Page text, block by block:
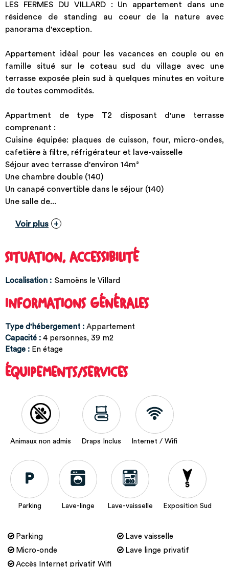
LES FERMES DU VILLARD : Un appartement dans une
résidence de standing au coeur de la nature avec
panorama d'exception.
Appartement idèal pour les vacances en couple ou en
famille situé sur le coteau sud du village avec une
terrasse exposée plein sud à quelques minutes en voiture
de toutes commodités.
Appartment de type T2 disposant d'une terrasse
comprenant :
Cuisine équipée: plaques de cuisson, four, micro-ondes,
cafetière à filtre, réfrigérateur et lave-vaisselle
Séjour avec terrasse d'environ 14m²
Une chambre double (140)
Un canapé convertible dans le séjour (140)
Une salle de...
Voir plus
SITUATION, ACCESSIBILITÉ
Localisation : Samoëns le Villard
INFORMATIONS GÉNÉRALES
Type d'hébergement : Appartement
Capacité : 4 personnes 39 m2
Etage : En étage
ÉQUIPEMENTS/SERVICES
Animaux non admis Draps Inclus Internet / Wifi
Parking Lave-linge Lave-vaisselle Exposition Sud
Parking
Lave vaisselle
Micro-onde
Lave linge privatif
Accès Internet privatif Wifi